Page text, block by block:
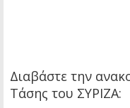
Διαβάστε την
Τάσης του ΣΥΡΙΖΑ: